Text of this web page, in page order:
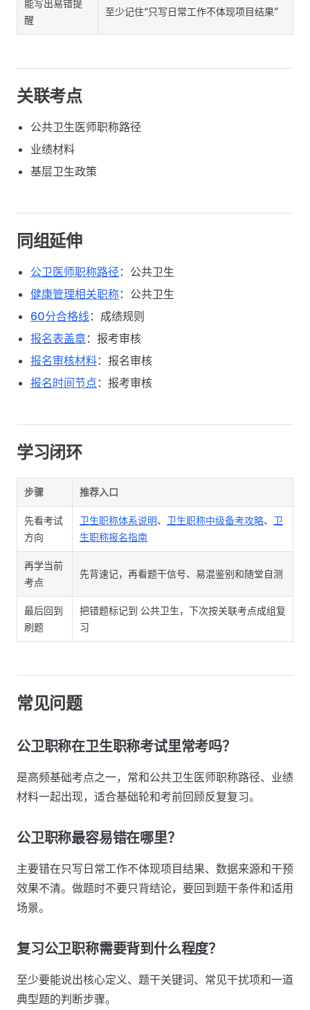
能写出易错提
醒
至少记住“只写日常工作不体现项目结果”
关联考点
公共卫生医师职称路径
业绩材料
基层卫生政策
同组延伸
公卫医师职称路径 ：公共卫生
健康管理相关职称：公共卫生
60分合格线：成绩规则
报名表盖章：报考审核
报名审核材料：报名审核
报名时间节点 ：报考审核
学习闭环
步骤 推荐入口
先看考试
方向
卫生职称体系说明、 卫生职称中级备考攻略、 卫
生职称报名指南
再学当前
考点
先背速记，再看题干信号、易混鉴别和随堂自测
最后回到
刷题
把错题标记到 公共卫生，下次按关联考点成组复
习
常见问题
公卫职称在卫生职称考试里常考吗？
是高频基础考点之一，常和公共卫生医师职称路径、业绩
材料一起出现，适合基础轮和考前回顾反复复习。
公卫职称最容易错在哪里？
主要错在只写日常工作不体现项目结果、数据来源和干预
效果不清。做题时不要只背结论，要回到题干条件和适用
场景。
复习公卫职称需要背到什么程度？
至少要能说出核心定义、题干关键词、常见干扰项和一道
典型题的判断步骤。